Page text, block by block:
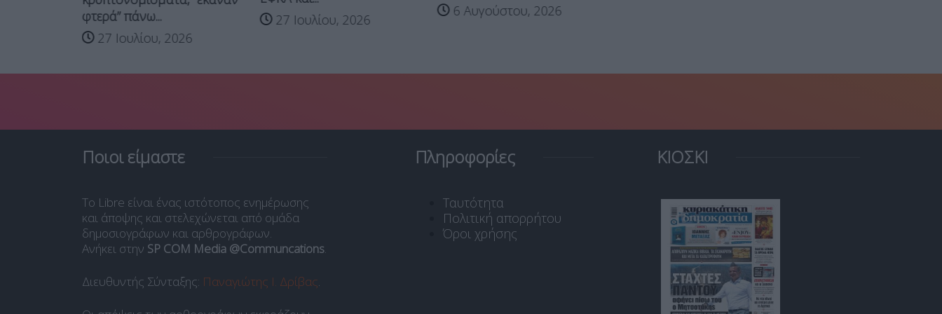
φτερά” πάνω...
27 Ιουλίου, 2026
27 Ιουλίου, 2026
6 Αυγούστου, 2026
Ποιοι είμαστε
Το Libre είναι ένας ιστότοπος ενημέρωσης
και άποψης και στελεχώνεται από ομάδα
δημοσιογράφων και αρθρογράφων.
Ανήκει στην SP COM Media @Communcations.
Διευθυντής Σύνταξης: Παναγιώτης Ι. Δρίβας.
Πληροφορίες
Ταυτότητα
Πολιτική απορρήτου
Όροι χρήσης
ΚΙΟΣΚΙ